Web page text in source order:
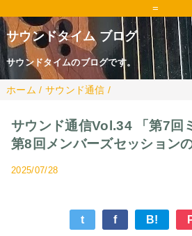
=
サウンドタイム ブログ
サウンドタイムのブログです。
ホーム / サウンド通信 /
サウンド通信Vol.34 「第7回
第8回メンバーズセッション
2025/07/28
t f B!